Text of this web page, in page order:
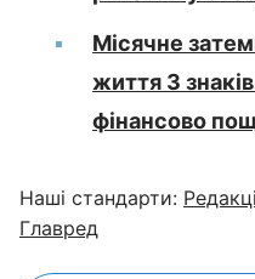
Місячне
життя 3
фінансово
Наші стандарти:
Главред